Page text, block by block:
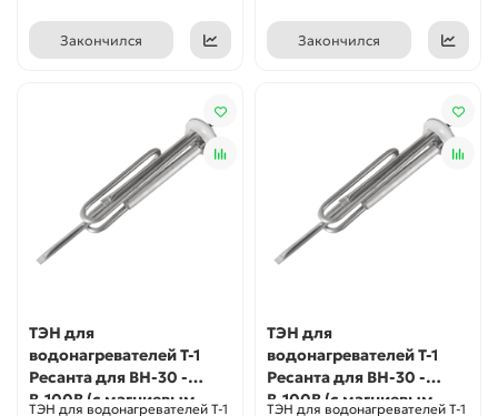
Закончился Закончился
ТЭН для
водонагревателей Т-1
Ресанта для ВН-30 -
В-100В (с магниевым
ТЭН для водонагревателей Т-1
ТЭН для
водонагревателей Т-1
Ресанта для ВН-30 -
В-100В (с магниевым
ТЭН для водонагревателей Т-1